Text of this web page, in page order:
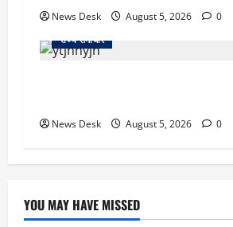
News Desk August 5, 2026
0
राज्य समाचार
News Desk August 5, 2026 0
YOU MAY HAVE MISSED